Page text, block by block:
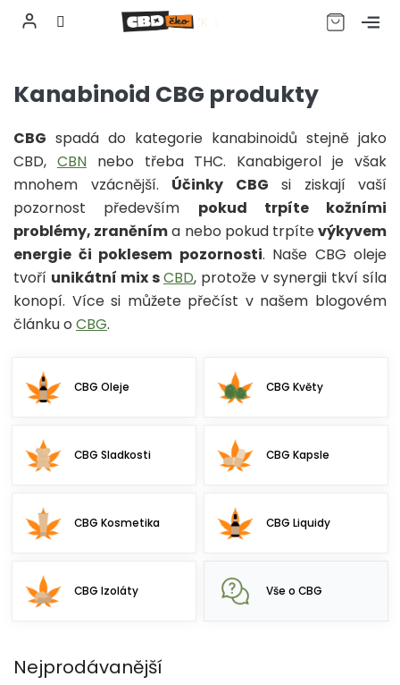
obsah
CZK
Kanabinoid CBG produkty
CBG spadá do kategorie kanabinoidů stejně jako
CBD, CBNnebo třeba THC. Kanabigerol je však
mnohem vzácnější. Účinky CBG si ziskají vaší
pozornost především pokud trpíte kožními
problémy, zraněníma nebo pokud trpítevýkyvem
energie či poklesem pozornosti. Naše CBG oleje
tvoří unikátní mix sCBD, protože v synergii tkví síla
konopí. Více si můžete přečíst v našem blogovém
článku o CBG.
CBG Oleje CBG Květy
CBG Sladkosti CBG Kapsle
CBG Kosmetika CBG Liquidy
CBG Izoláty Vše o CBG
Nejprodávanější